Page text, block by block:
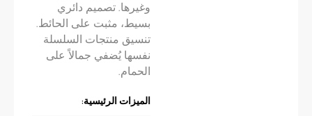
وغيرها. تصميم دائري
بسيط، مثبت على الحائط.
تنسيق منتجات السلسلة
نفسها يُضفي جمالاً على
الحمام.
الميزات الرئيسية: